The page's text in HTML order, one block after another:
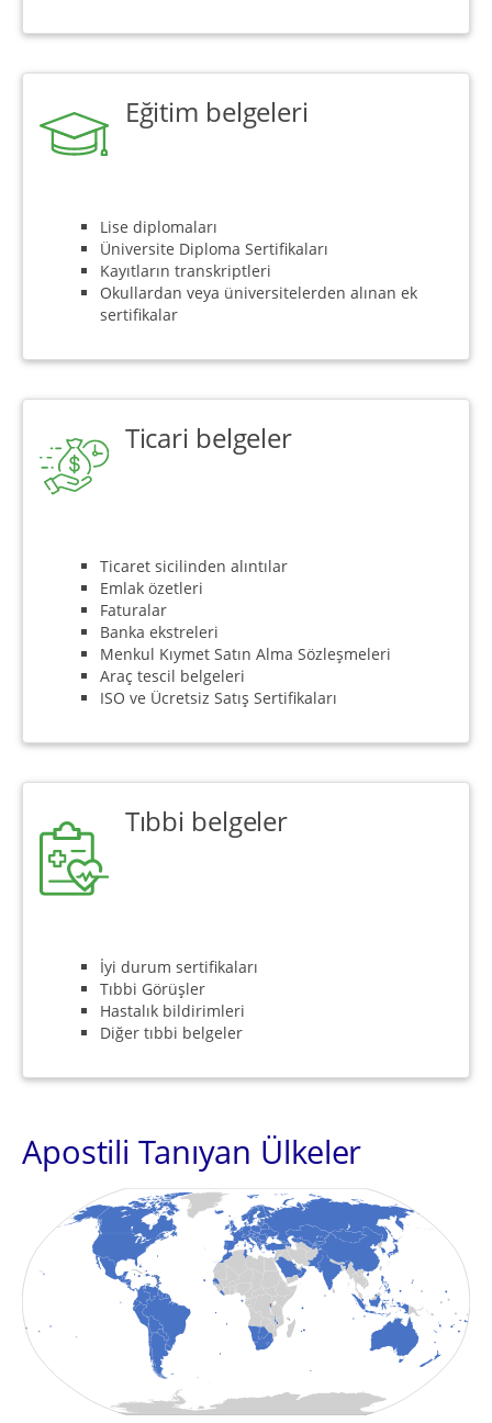
Eğitim belgeleri
Lise diplomaları
Üniversite Diploma Sertifikaları
Kayıtların transkriptleri
Okullardan veya üniversitelerden alınan ek
sertifikalar
Ticari belgeler
Ticaret sicilinden alıntılar
Emlak özetleri
Faturalar
Banka ekstreleri
Menkul Kıymet Satın Alma Sözleşmeleri
Araç tescil belgeleri
ISO ve Ücretsiz Satış Sertifikaları
Tıbbi belgeler
İyi durum sertifikaları
Tıbbi Görüşler
Hastalık bildirimleri
Diğer tıbbi belgeler
Apostili Tanıyan Ülkeler